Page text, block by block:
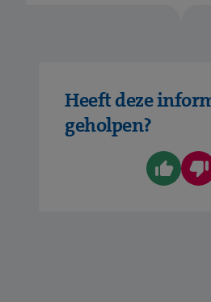
Heeft deze
geholpen?